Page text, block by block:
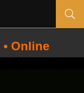
• Online